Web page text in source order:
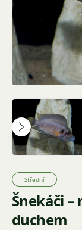
Šnekáči
duchem
Střední